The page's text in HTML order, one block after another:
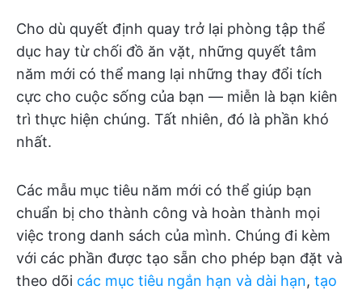
Cho dù quyết định quay trở lại phòng tập thể
dục hay từ chối đồ ăn vặt, những quyết tâm
năm mới có thể mang lại những thay đổi tích
cực cho cuộc sống của bạn — miễn là bạn kiên
trì thực hiện chúng. Tất nhiên, đó là phần khó
nhất.
Các mẫu mục tiêu năm mới có thể giúp bạn
chuẩn bị cho thành công và hoàn thành mọi
việc trong danh sách của mình. Chúng đi kèm
với các phần được tạo sẵn cho phép bạn đặt và
theo dõi các mục tiêu ngắn hạn và dài hạn, tạo